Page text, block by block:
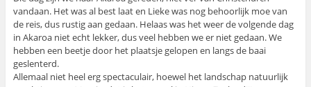
vandaan. Het was al best laat en Lieke was nog behoorlijk moe van
de reis, dus rustig aan gedaan. Helaas was het weer de volgende dag
in Akaroa niet echt lekker, dus veel hebben we er niet gedaan. We
hebben een beetje door het plaatsje gelopen en langs de baai
geslenterd.
Allemaal niet heel erg spectaculair, hoewel het landschap natuurlijk